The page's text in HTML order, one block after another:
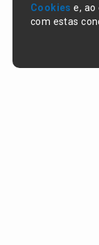
Cookies e, ao
com estas